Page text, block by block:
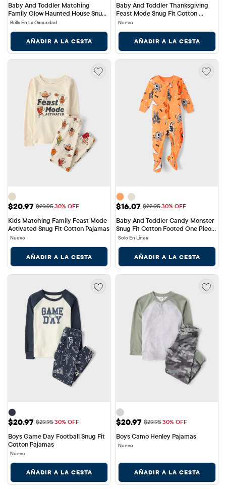
Baby And Toddler Matching
Family Glow Haunted House Snug
Fit Cotton Pajamas
Brilla En La Oscuridad
AÑADIR A LA CESTA
Baby And Toddler Thanksgiving
Feast Mode Snug Fit Cotton
Pajamas
Nuevo
AÑADIR A LA CESTA
Precio de venta: $20.97
$20.97 Precio original: $29.95
$29.9530% OFF
Kids Matching Family Feast Mode
Activated Snug Fit Cotton Pajamas
Nuevo
AÑADIR A LA CESTA
Precio de venta: $16.07
$16.07 Precio original: $22.95
$22.9530% OFF
Baby And Toddler Candy Monster
Snug Fit Cotton Footed One Piece
Pajamas
Solo En Línea
AÑADIR A LA CESTA
Precio de venta: $20.97
$20.97 Precio original: $29.95
$29.9530% OFF
Boys Game Day Football Snug Fit
Cotton Pajamas
Nuevo
AÑADIR A LA CESTA
Precio de venta: $20.97
$20.97 Precio original: $29.95
$29.9530% OFF
Boys Camo Henley Pajamas
Nuevo
AÑADIR A LA CESTA